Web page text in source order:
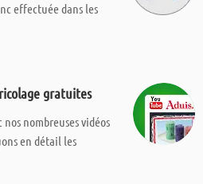
effectuée dans les
gratuites
nos nombreuses vidéos
en détail les